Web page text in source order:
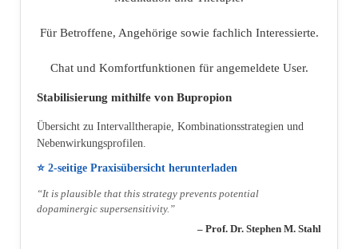
Für Betroffene, Angehörige sowie fachlich Interessierte.
Chat und Komfortfunktionen für angemeldete User.
Stabilisierung mithilfe von Bupropion
Übersicht zu Intervalltherapie, Kombinationsstrategien und
Nebenwirkungsprofilen.
⭐ 2‑seitige Praxisübersicht herunterladen
“It is plausible that this strategy prevents potential
dopaminergic supersensitivity.”
– Prof. Dr. Stephen M. Stahl